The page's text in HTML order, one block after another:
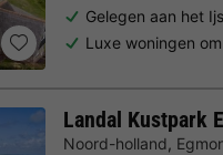
Gelegen aan het
Luxe woningen
Landal Kustpark
Noord-holland,